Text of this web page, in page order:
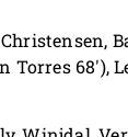
Torres 68′),